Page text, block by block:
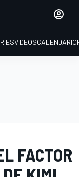
VIDEOSCALENDARIO
FACTOR